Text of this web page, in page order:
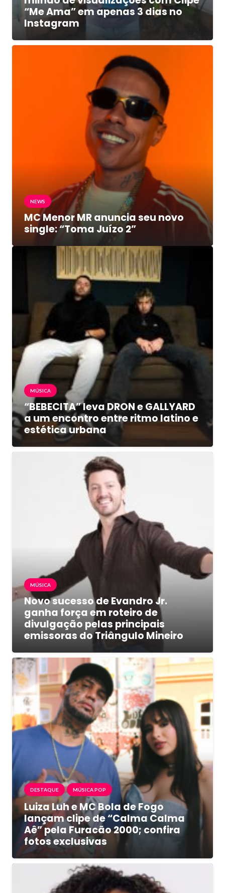
“Me Ama” em apenas 3 dias no
Instagram
NEWS
MC Menor MR anuncia seu novo
single: “Toma Juízo 2”
MÚSICA
“BEBECITA” leva DRON e GALLYARD
a um encontro entre ritmo latino e
estética urbana
MÚSICA
Novo sucesso de Evandro Jr.
ganha força em roteiro de
divulgação pelas principais
emissoras do Triângulo Mineiro
DESTAQUE MÚSICA POP
Luiza Luh e MC Bola de Fogo
lançam clipe de “Calma Calma
Aê” pela Furacão 2000; confira
fotos exclusivas